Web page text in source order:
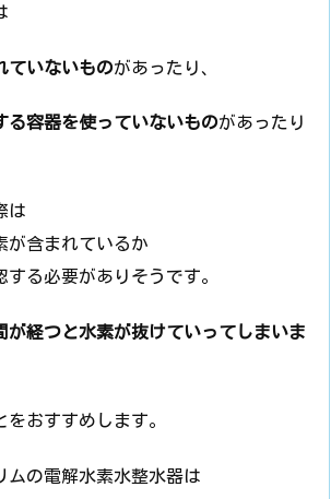
ていないものがあったり、
る容器を使っていないものがあったり
は
が含まれているか
する必要がありそうです。
が経つと水素が抜けていってしまいま
おすすめします。
ムの電解水素水整水器は